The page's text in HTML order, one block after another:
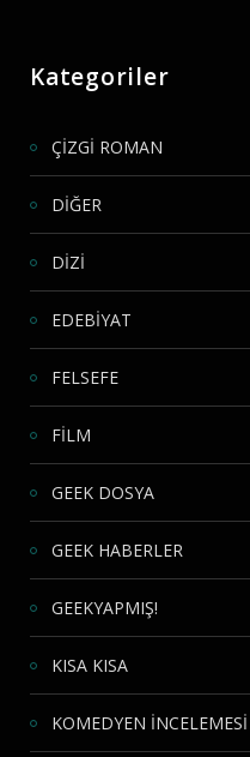
Kategoriler
ÇİZGİ ROMAN
DİĞER
DİZİ
EDEBİYAT
FELSEFE
FİLM
GEEK DOSYA
GEEK HABERLER
GEEKYAPMIŞ!
KISA KISA
KOMEDYEN İNCELEMESİ